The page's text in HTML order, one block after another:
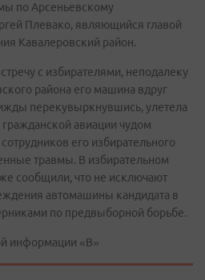
по Арсеньевскому
Плевако, являющийся главой
Кавалеровский район.
с избирателями, неподалеку
района его машина вдруг
перекувыркнувшись, улетела
авиации чудом
его избирательного
травмы. В избирательном
сообщили, что не исключают
автомашины кандидата в
по предвыборной борьбе.
информации «В»